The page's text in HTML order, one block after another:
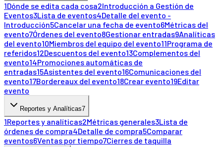
1Dónde se edita cada cosa2Introducción a Gestión de
Eventos3Lista de eventos4Detalle del evento -
Introducción5Cancelar una fecha de evento6Métricas del
evento7Órdenes del evento8Gestionar entradas9Analíticas
del evento10Miembros del equipo del evento11Programa de
referidos12Descuentos del evento13Complementos del
evento14Promociones automáticas de
entradas15Asistentes del evento16Comunicaciones del
evento17Bordereaux del evento18Crear evento19Editar
evento
Reportes y Analíticas7
1Reportes y analíticas2Métricas generales3Lista de
órdenes de compra4Detalle de compra5Comparar
eventos6Ventas por tiempo7Cierres de taquilla